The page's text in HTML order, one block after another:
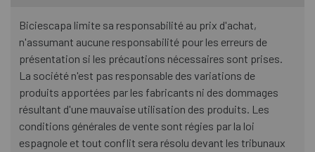
Biciescapa limite sa responsabilité au prix d'achat,
n'assumant aucune responsabilité pour les erreurs de
présentation si les précautions nécessaires sont prises.
La société n'est pas responsable des variations de
produits apportées par les fabricants ni des dommages
résultant d'une mauvaise utilisation des produits. Les
conditions générales de vente sont régies par la loi
espagnole et tout conflit sera résolu devant les tribunaux